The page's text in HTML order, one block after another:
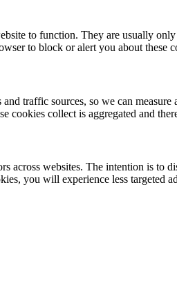
to function. They are usually
to block or alert you about these
traffic sources, so we can
cookies collect is aggregated and
across websites. The intention is to
you will experience less targeted